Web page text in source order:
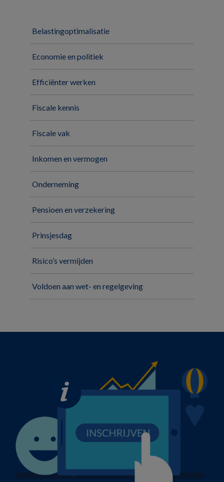
Belastingoptimalisatie
Economie en politiek
Efficiënter werken
Fiscale kennis
Fiscale vak
Inkomen en vermogen
Onderneming
Pensioen en verzekering
Prinsjesdag
Risico’s vermijden
Voldoen aan wet- en regelgeving